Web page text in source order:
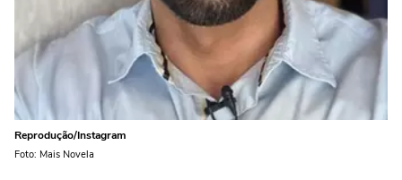
Reprodução/Instagram
Foto: Mais Novela